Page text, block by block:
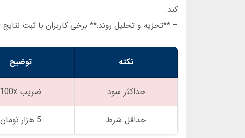
کند.
– **تجزیه و تحلیل روند:** برخی کاربران با ثبت نتایج 50 دور قبلی، الگوهای تکرارشونده را شناسایی می کنند.
نکته توضیح
حداکثر سود ضریب 100x
حداقل شرط 5 هزار تومان